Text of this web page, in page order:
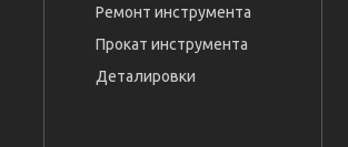
Ремонт инструмента
Прокат инструмента
Деталировки